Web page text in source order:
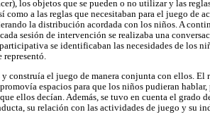
los objetos que se pueden o no utilizar y las
como a las reglas que necesitaban para el juego de
la distribución acordada con los niños. A
sesión de intervención se realizaba una
se identificaban las necesidades de los
representó.
construía el juego de manera conjunta con ellos. El
espacios para que los niños pudieran
ellos decían. Además, se tuvo en cuenta el grado
su relación con las actividades de juego y su